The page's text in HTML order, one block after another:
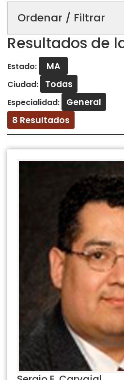
Ordenar / Filtrar
Resultados de
Estado: MA
Ciudad: Todas
Especialidad:
General
8 Resultados